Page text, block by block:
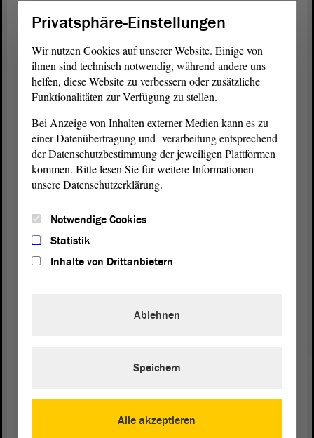
Internet bereits eine Vielzahl von Seiten, die über
die Erkrankungen aufklären, darunter auch die des
Interesse vielleicht einmal an.
Wir stimmen der Überweisung in den
Sozialausschuss federführend und auch in den
Ausschussfür Wissenschaft, Energie, Klimaschutz
und Umwelt zu. - Vielen Dank für Ihre
Aufmerksamkeit.
(Beifall)
Vizepräsidentin Anne-Marie Keding:
Ausschuss
(Konstantin Pott, FDP: Ja!)
Privatsphäre-Einstellungen
Wir nutzen Cookies auf unserer Website. Einige von
ihnen sind technisch notwendig, während andere uns
helfen, diese Website zu verbessern oder zusätzliche
Funktionalitäten zur Verfügung zu stellen.
Bei Anzeige von Inhalten externer Medien kann es zu
einer Datenübertragung und -verarbeitung entsprechend
der Datenschutzbestimmung der jeweiligen Plattformen
kommen. Bitte lesen Sie für weitere Informationen
unsere Datenschutzerklärung.
Notwendige Cookies
Statistik
Inhalte von Drittanbietern
Alle akzeptieren
Ablehnen
Speichern